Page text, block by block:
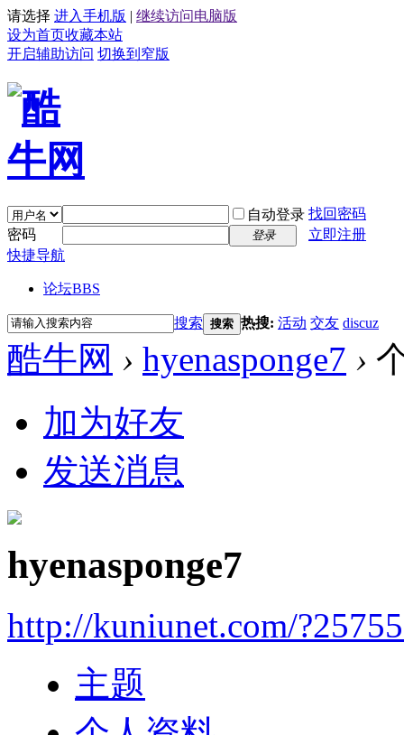
请选择 进入手机版 | 继续访问电脑版
设为首页收藏本站
开启辅助访问 切换到窄版
自动登录 找回密码
密码
登录
立即注册
快捷导航
论坛BBS
搜索 搜索 热搜: 活动 交友 discuz
酷牛网 › hyenasponge7 ›
加为好友
发送消息
hyenasponge7
http://kuniunet.com/
主题